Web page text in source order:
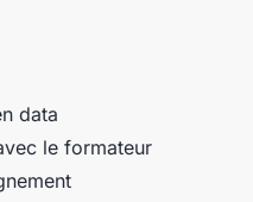
data
le formateur